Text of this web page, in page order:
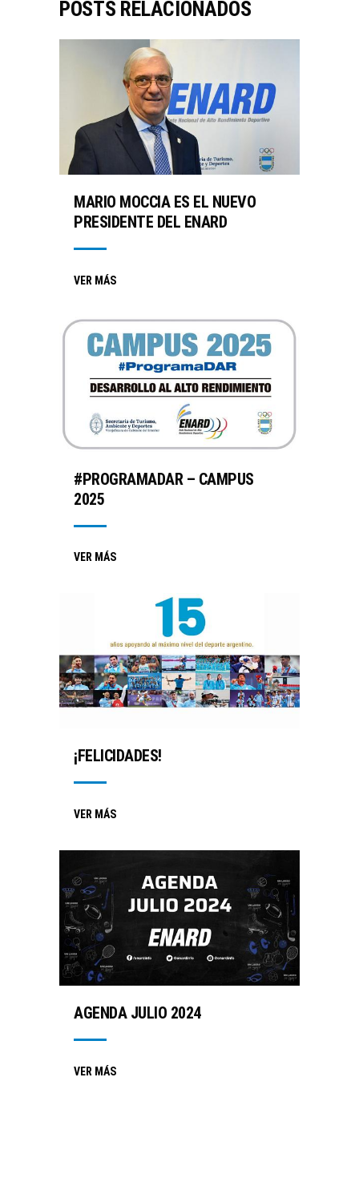
POSTS RELACIONADOS
MARIO MOCCIA ES EL NUEVO
PRESIDENTE DEL ENARD
VER MÁS
#PROGRAMADAR – CAMPUS
2025
VER MÁS
¡FELICIDADES!
VER MÁS
AGENDA JULIO 2024
VER MÁS